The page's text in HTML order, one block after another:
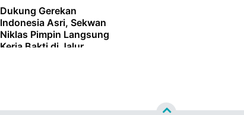
Dukung Gerekan
lndonesia Asri, Sekwan
Niklas Pimpin Langsung
Kerja Bakti di Jalur